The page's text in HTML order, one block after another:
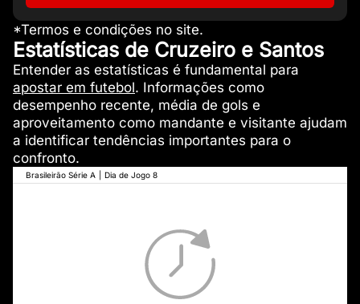
*Termos e condições no site.
Estatísticas de Cruzeiro e Santos
Entender as estatísticas é fundamental para
apostar em futebol. Informações como
desempenho recente, média de gols e
aproveitamento como mandante e visitante ajudam
a identificar tendências importantes para o
confronto.
Brasileirão Série A Dia de Jogo 8